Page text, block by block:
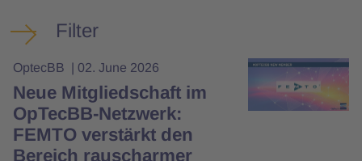
Filter
OptecBB 02. June 2026
Neue Mitgliedschaft im
OpTecBB-Netzwerk:
FEMTO verstärkt den
Bereich rauscharmer